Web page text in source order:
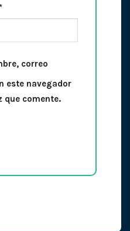
*
correo
este navegador
que comente.